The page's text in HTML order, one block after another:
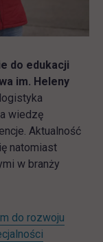
do edukacji
im. Heleny
wiedzę
Aktualność
natomiast
w branży
do rozwoju